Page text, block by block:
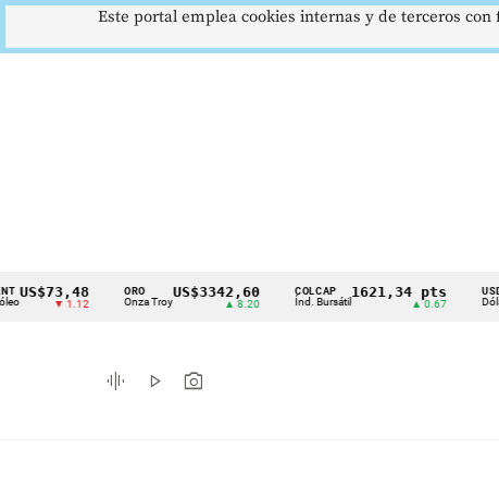
Cintillo
indicadores
económicos
▼ 1.12
ORO
Onza Troy
US$3342,60 COLCAP
Índ. Bursátil
1621,34 pts USD/COP
Dólar Spot
graphic_eq play_arrow photo_camera
Este portal emplea cookies internas y de terceros